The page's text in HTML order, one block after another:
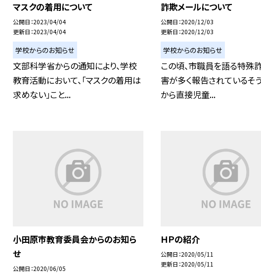
マスクの着用について
公開日 2023/04/04
更新日 2023/04/04
学校からのお知らせ
文部科学省からの通知により、学校
教育活動において、「マスクの着用は
求めない」こと...
詐欺メールについて
公開日 2020/12/03
更新日 2020/12/03
学校からのお知らせ
この頃、市職員を語る特殊
害が多く報告されているそ
から直接児童...
小田原市教育委員会からのお知ら
せ
公開日 2020/06/05
ＨＰの紹介
公開日 2020/05/11
更新日 2020/05/11